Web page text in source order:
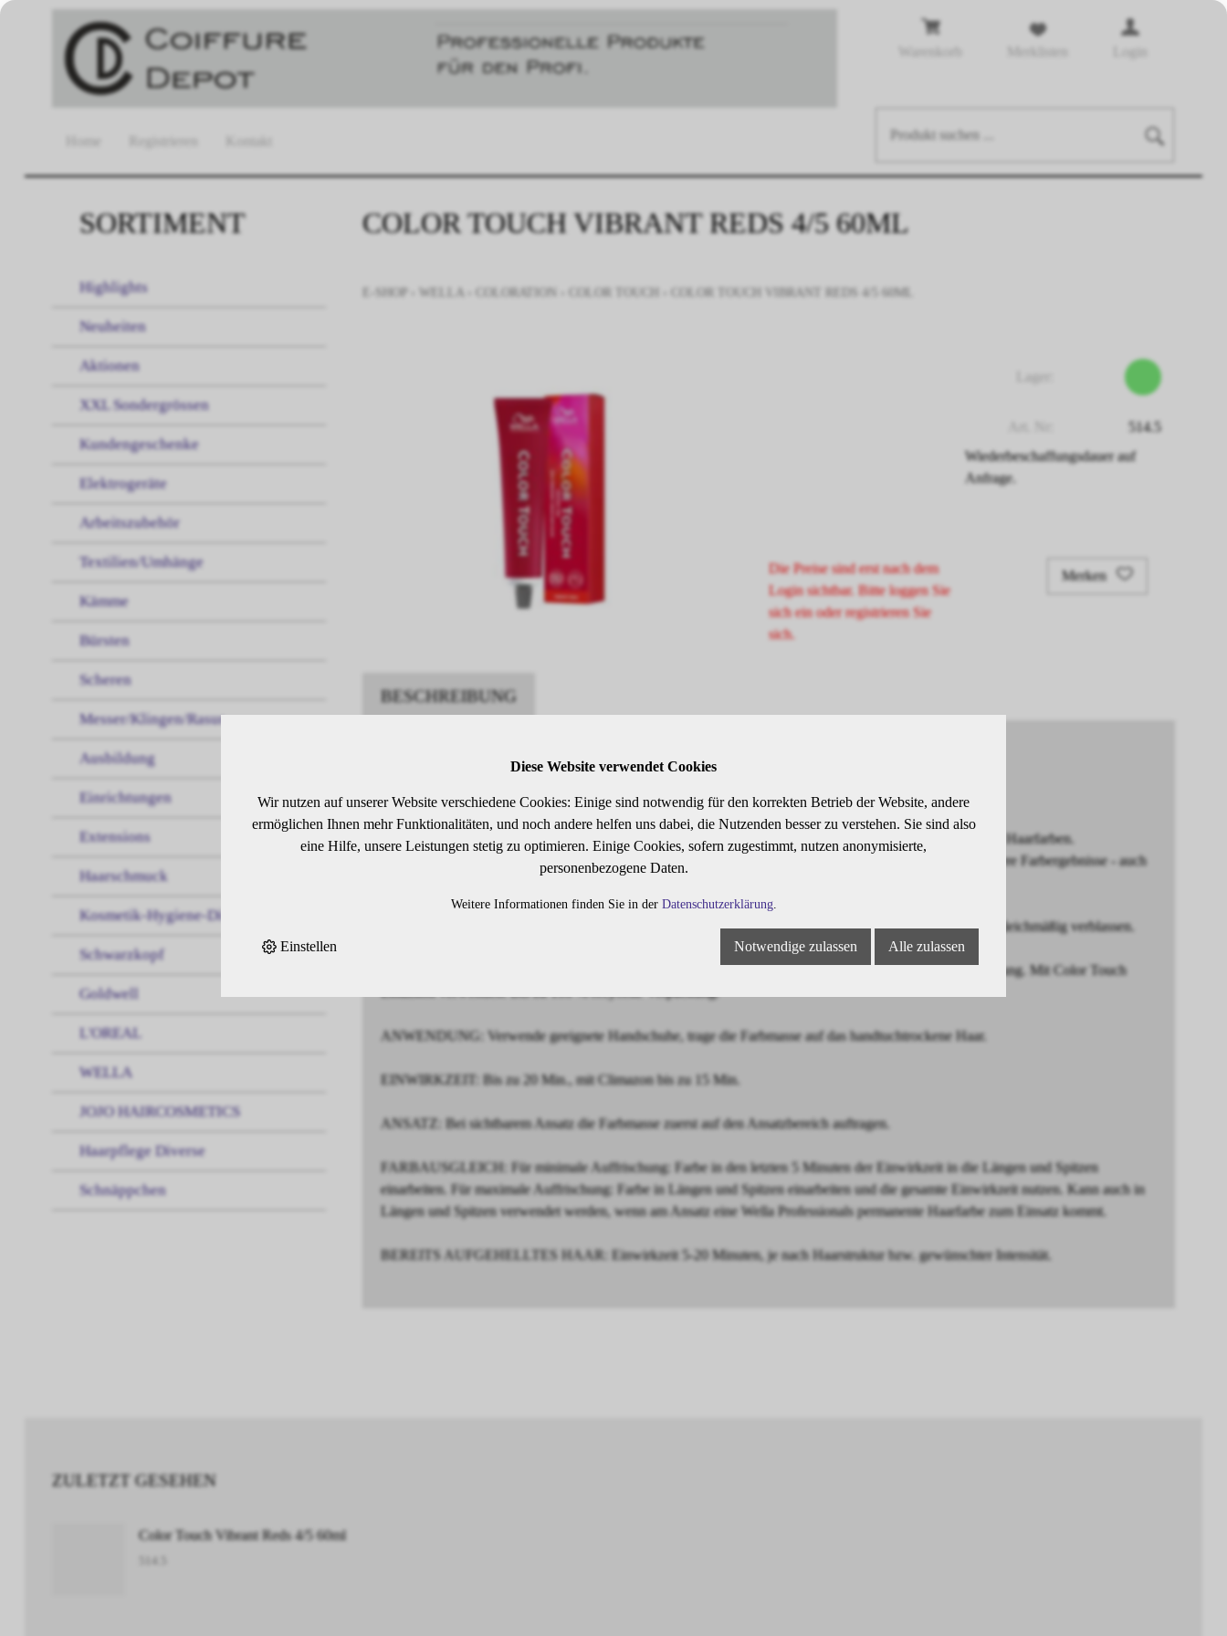
SORTIMENT
Highlights
Neuheiten
Aktionen
XXL Sondergrössen
Kundengeschenke
Elektrogeräte
Arbeitszubehör
Textilien/Umhänge
Kämme
Bürsten
Scheren
Messer/Klingen/Rasur
Ausbildung
Einrichtungen
Extensions
Haarschmuck
Kosmetik-Hygiene-Diverses
Schwarzkopf
Goldwell
L'OREAL
WELLA
JOJO HAIRCOSMETICS
Haarpflege Diverse
Schnäppchen
COLOR TOUCH VIBRANT REDS 4/5 60ML
E-SHOP WELLA COLORATION COLOR TOUCH COLOR TOUCH VIBRANT REDS 4/5 60ML
514.5
Wiederbeschaffungsdauer auf
Anfrage.
Die Preise sind erst nach dem
Login sichtbar. Bitte loggen Sie
sich ein oder registrieren Sie
sich.
Merken
BESCHREIBUNG
Demi-permanente Intensivtönung
mittelbraun mahagoni
Wella Professionals Color Touch ist eine demi-permanente Haartönung für ultimativen Glanz und strahlende Haarfarben.
Die sanfte Formel enthält die Metal Purifier Technology für mehr Farbsicherheit und somit noch zuverlässigere Farbergebnisse - auch
Vegan, frei von Ammoniak, Silikonen und Mineralöl.
Mehr als 90 lebendige Farbtöne, untereinander mischbar. Lebendige Farbergebnisse, die nach 28 Wäschen gleichmäßig verblassen.
Bis zu 70 % Grauabdeckung mit harmonisch nachwachsendem Ansatz.
Optimierte Anwendung mit Flasche oder Pinsel und Schale. Tropffreie Formel für eine ultrapräzise Anwendung. Mit Color Touch
ANWENDUNG: Verwende geeignete Handschuhe, trage die Farbmasse auf das handtuchtrockene Haar.
EINWIRKZEIT: Bis zu 20 Min., mit Climazon bis zu 15 Min.
ANSATZ: Bei sichtbarem Ansatz die Farbmasse zuerst auf den Ansatzbereich auftragen.
FARBAUSGLEICH: Für minimale Auffrischung: Farbe in den letzten 5 Minuten der Einwirkzeit in die Längen und Spitzen
einarbeiten. Für maximale Auffrischung: Farbe in Längen und Spitzen einarbeiten und die gesamte Einwirkzeit nutzen. Kann auch in
Längen und Spitzen verwendet werden, wenn am Ansatz eine Wella Professionals permanente Haarfarbe zum Einsatz kommt.
BEREITS AUFGEHELLTES HAAR: Einwirkzeit 5-20 Minuten, je nach Haarstruktur bzw. gewünschter Intensität.
ZULETZT GESEHEN
Color Touch Vibrant Reds 4/5 60ml
514.5
Diese Website verwendet Cookies
Wir nutzen auf unserer Website verschiedene Cookies: Einige sind notwendig für den korrekten Betrieb der Website, andere
ermöglichen Ihnen mehr Funktionalitäten, und noch andere helfen uns dabei, die Nutzenden besser zu verstehen. Sie sind also
eine Hilfe, unsere Leistungen stetig zu optimieren. Einige Cookies, sofern zugestimmt, nutzen anonymisierte,
personenbezogene Daten.
Weitere Informationen finden Sie in der Datenschutzerklärung.
Einstellen Notwendige zulassen Alle zulassen